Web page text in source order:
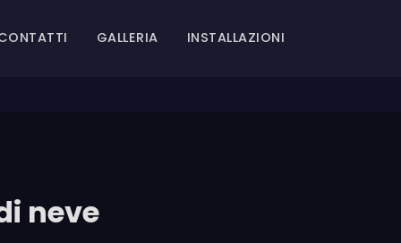
GALLERIA INSTALLAZIONI
neve